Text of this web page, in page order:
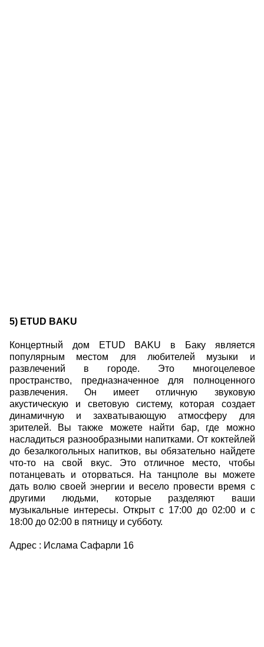
5) ETUD BAKU
Концертный дом ETUD BAKU в Баку является
популярным местом для любителей музыки и
развлечений в городе. Это многоцелевое
пространство, предназначенное для полноценного
развлечения. Он имеет отличную звуковую
акустическую и световую систему, которая создает
динамичную и захватывающую атмосферу для
зрителей. Вы также можете найти бар, где можно
насладиться разнообразными напитками. От коктейлей
до безалкогольных напитков, вы обязательно найдете
что-то на свой вкус. Это отличное место, чтобы
потанцевать и оторваться. На танцполе вы можете
дать волю своей энергии и весело провести время с
другими людьми, которые разделяют ваши
музыкальные интересы. Открыт с 17:00 до 02:00 и с
18:00 до 02:00 в пятницу и субботу.
Адрес : Ислама Сафарли 16